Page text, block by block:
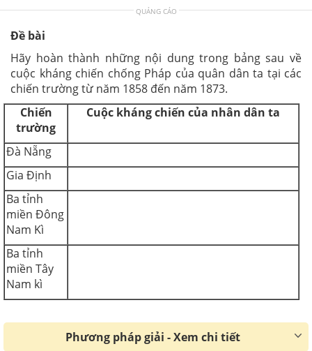
QUẢNG CÁO
Đề bài
Hãy hoàn thành những nội dung trong bảng sau về
cuộc kháng chiến chống Pháp của quân dân ta tại các
chiến trường từ năm 1858 đến năm 1873.
Chiến
trường
Cuộc kháng chiến của nhân dân ta
Đà Nẵng
Gia Định
Ba tỉnh
miền Đông
Nam Kì
Ba tỉnh
miền Tây
Nam kì
Phương pháp giải - Xem chi tiết